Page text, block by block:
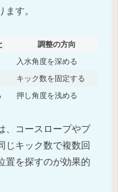
す。
調整の方向
入水角度を深める
キック数を固定する
押し角度を浅める
、コースロープやプ
じキック数で複数回
置を探すのが効果的